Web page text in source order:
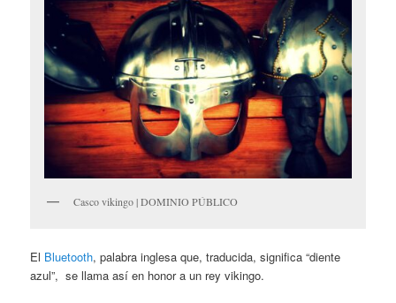
Casco vikingo | DOMINIO PÚBLICO
El Bluetooth, palabra inglesa que, traducida, significa “diente
azul”, se llama así en honor a un rey vikingo.